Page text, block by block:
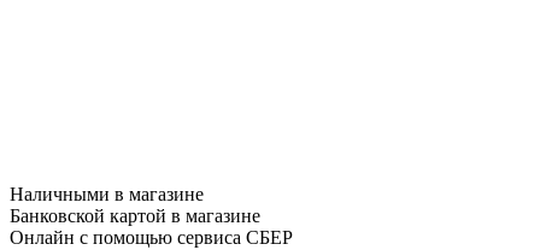
Наличными в магазине
Банковской картой в магазине
Онлайн с помощью сервиса СБЕР